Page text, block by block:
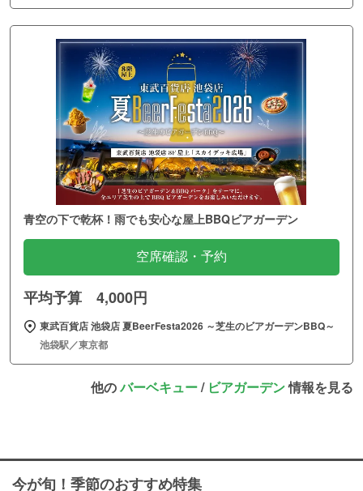
青空の下で乾杯！雨でも安心な屋上BBQビアガーデン
空席確認・予約
平均予算 4,000円
東武百貨店 池袋店 夏BeerFesta2026 ～芝生のビアガーデンBBQ～
池袋駅／東京都
他のバーベキュー/ ビアガーデン情報を見る
今が旬！季節のおすすめ特集